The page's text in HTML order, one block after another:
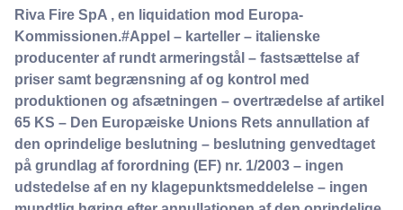
Riva Fire SpA , en liquidation mod Europa-
Kommissionen.#Appel – karteller – italienske
producenter af rundt armeringstål – fastsættelse af
priser samt begrænsning af og kontrol med
produktionen og afsætningen – overtrædelse af artikel
65 KS – Den Europæiske Unions Rets annullation af
den oprindelige beslutning – beslutning genvedtaget
på grundlag af forordning (EF) nr. 1/2003 – ingen
udstedelse af en ny klagepunktsmeddelelse – ingen